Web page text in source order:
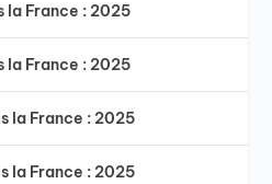
la France : 2025
la France : 2025
la France : 2025
la France : 2025